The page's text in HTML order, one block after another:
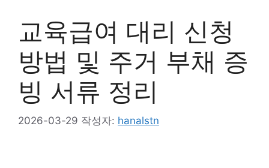
교육급여 대리 신청
방법 및 주거 부채 증
빙 서류 정리
2026-03-29 작성자: hanalstn